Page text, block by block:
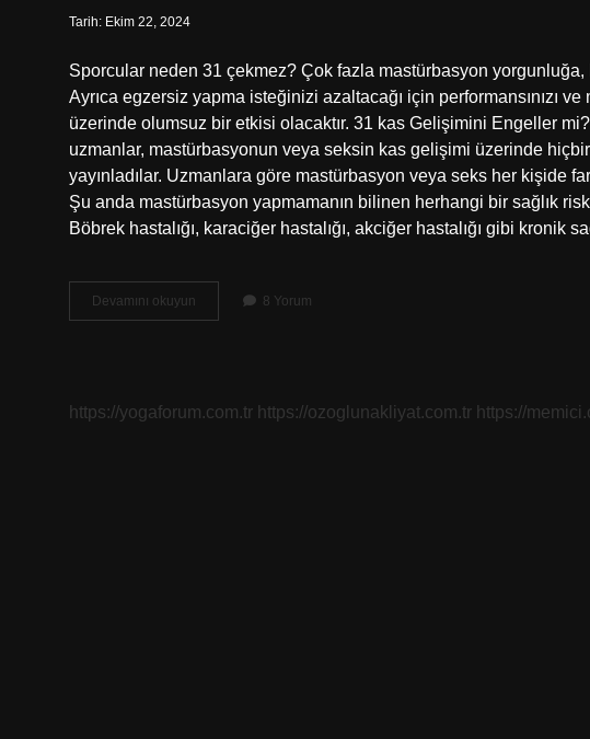
Tarih: Ekim 22, 2024
Sporcular neden 31 çekmez? Çok fazla mastürbasyon
Ayrıca egzersiz yapma isteğinizi azaltacağı için performansınızı
üzerinde olumsuz bir etkisi olacaktır. 31 kas Gelişimini Engeller
uzmanlar, mastürbasyonun veya seksin kas gelişimi üzerinde hiçbir
yayınladılar. Uzmanlara göre mastürbasyon veya seks her kişide
Şu anda mastürbasyon yapmamanın bilinen herhangi bir sağlık
Böbrek hastalığı, karaciğer hastalığı, akciğer hastalığı gibi kronik
Devamını okuyun
Testosteronu
8 Yorum
https://yogaforum.com.tr https://ozoglunakliyat.com.tr https://